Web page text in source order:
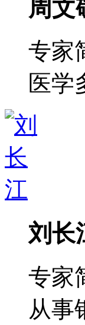
周文
专家
医学
刘长
专家
从事